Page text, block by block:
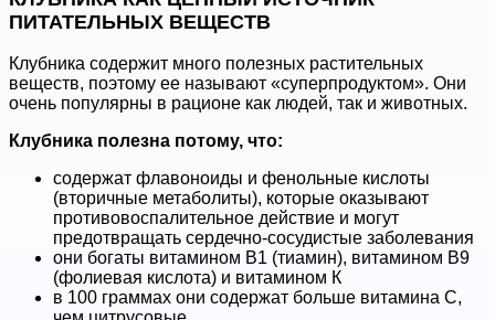
ПИТАТЕЛЬНЫХ ВЕЩЕСТВ
Клубника содержит много полезных растительных
веществ, поэтому ее называют «суперпродуктом». Они
очень популярны в рационе как людей, так и животных.
Клубника полезна потому, что:
содержат флавоноиды и фенольные кислоты
(вторичные метаболиты), которые оказывают
противовоспалительное действие и могут
предотвращать сердечно-сосудистые заболевания
они богаты витамином В1 (тиамин), витамином В9
(фолиевая кислота) и витамином К
в 100 граммах они содержат больше витамина С,